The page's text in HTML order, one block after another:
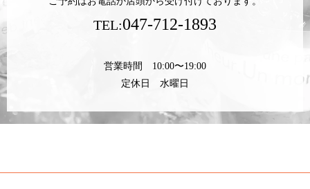
TEL:047-712-1893
営業時間 10:00〜19:00
定休日 水曜日